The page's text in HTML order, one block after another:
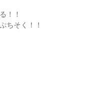
！！
ちそく！！